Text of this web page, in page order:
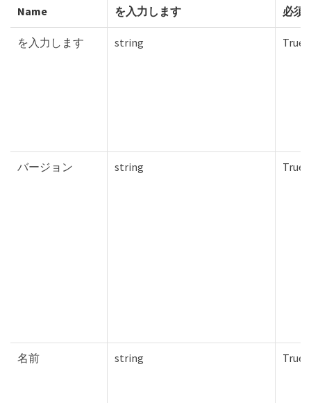
Name を入力します 必須
を入力します string True
バージョン string True
名前 string True